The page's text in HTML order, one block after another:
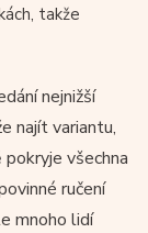
takže
nejnižší
najít variantu,
všechna
ručení
mnoho lidí